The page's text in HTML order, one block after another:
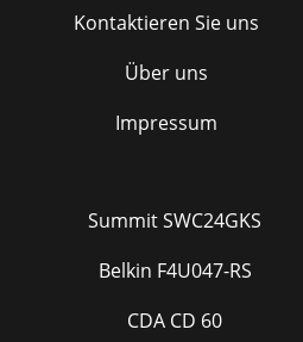
Kontaktieren Sie uns
Über uns
Impressum
Summit SWC24GKS
Belkin F4U047-RS
CDA CD 60